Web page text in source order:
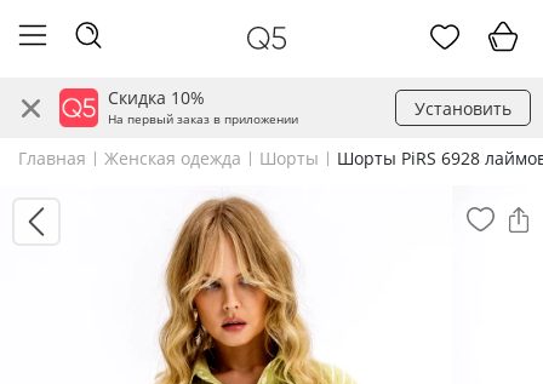
Скидка 10%
На первый заказ в приложении Установить
Главная Женская одежда Шорты Шорты PiRS 6928